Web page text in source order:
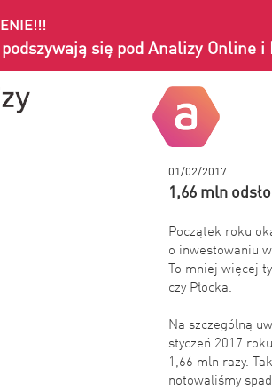
się pod Analizy Online i
01/02/2017
​1,66 mln
Początek roku
o inwestowaniu
To mniej więcej
czy Płocka.
Na szczególną
styczeń 2017
1,66 mln razy.
notowaliśmy